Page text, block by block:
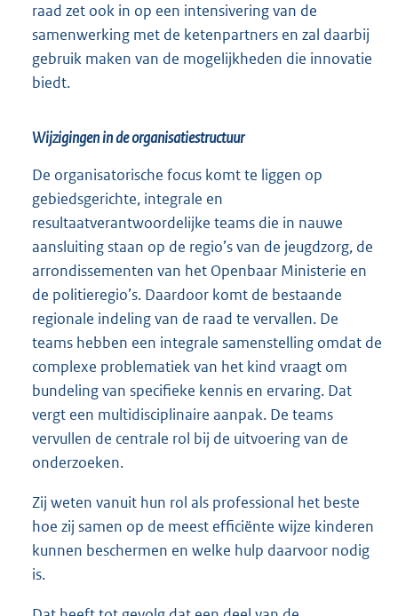
raad zet ook in op een intensivering van de
samenwerking met de ketenpartners en zal daarbij
gebruik maken van de mogelijkheden die innovatie
biedt.
Wijzigingen in de organisatiestructuur
De organisatorische focus komt te liggen op
gebiedsgerichte, integrale en
resultaatverantwoordelijke teams die in nauwe
aansluiting staan op de regio’s van de jeugdzorg, de
arrondissementen van het Openbaar Ministerie en
de politieregio’s. Daardoor komt de bestaande
regionale indeling van de raad te vervallen. De
teams hebben een integrale samenstelling omdat de
complexe problematiek van het kind vraagt om
bundeling van specifieke kennis en ervaring. Dat
vergt een multidisciplinaire aanpak. De teams
vervullen de centrale rol bij de uitvoering van de
onderzoeken.
Zij weten vanuit hun rol als professional het beste
hoe zij samen op de meest efficiënte wijze kinderen
kunnen beschermen en welke hulp daarvoor nodig
is.